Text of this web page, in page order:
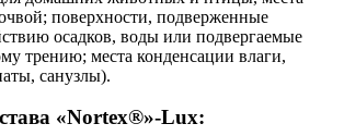
поверхности, подверженные
осадков, воды или подвергаемые
трению; места конденсации влаги,
санузлы).
«Nortex®»-Lux: